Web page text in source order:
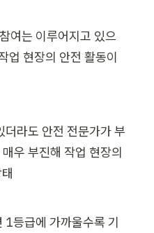
여는 이루어지고 있으
업 현장의 안전 활동이
라도 안전 전문가가 부
우 부진해 작업 현장의
1등급에 가까울수록 기